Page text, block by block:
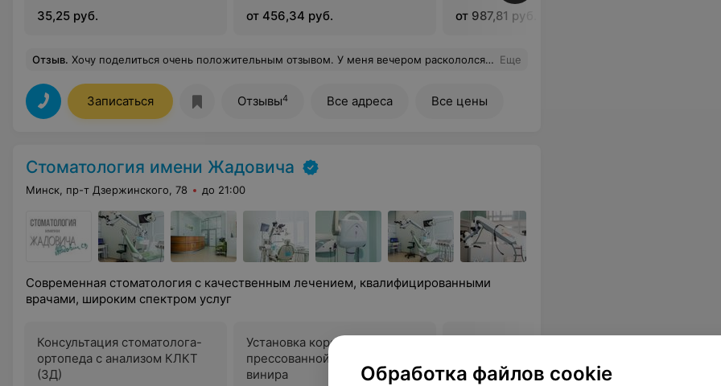
35,25 руб. от 456,34 руб. от 987,81 руб.
Отзыв. Хочу поделиться очень положительным отзывом. У меня вечером раскололся зуб. Я звонила во все платные и дорогие стоматологические клиники. Ответ извините запись на два месяца . Всем было все равно на мою проблему . Когда я дозвонилась в эту клинику мне сразу предложили помощь и время для приема. Я очень ценю человеческое отношение, которого к сожалению осталось мало. Профессионализм - это в первую очередь внимание к пациенту и хотеть помочь. Очень благодарна всем врачам, которые меня не ждали, но я пришла ))) Все поменяли свои планы и уделили время моей проблеме . Огромное спасибо администратору отдельно за отзывчивость и понимание. Успехов Вам и процветания Еще
Записаться Отзывы4 Все адреса Все цены
Стоматология имени Жадовича
Минск, пр-т Дзержинского, 78 до 21:00
Современная стоматология с качественным лечением, квалифицированными
врачами, широким спектром услуг
Консультация стоматолога-
ортопеда с анализом КЛКТ
(3Д)
Установка коронки из
прессованной керамики,
винира
Обработка файлов cookie